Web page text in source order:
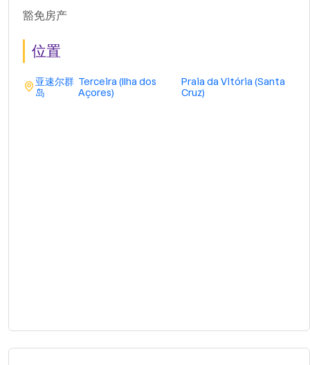
豁免房产
位置
亚速尔群
岛
Terceira (Ilha dos
Açores)
Praia da Vitória (Santa
Cruz)